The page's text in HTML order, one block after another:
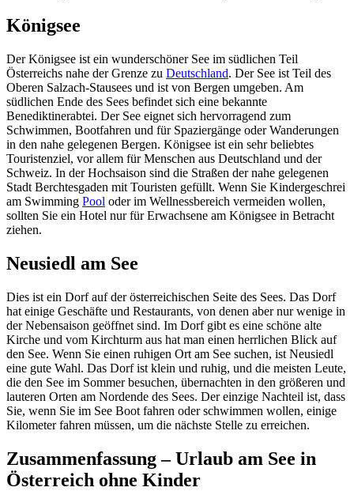
Königsee
Der Königsee ist ein wunderschöner See im südlichen Teil
Österreichs nahe der Grenze zu Deutschland. Der See ist Teil des
Oberen Salzach-Stausees und ist von Bergen umgeben. Am
südlichen Ende des Sees befindet sich eine bekannte
Benediktinerabtei. Der See eignet sich hervorragend zum
Schwimmen, Bootfahren und für Spaziergänge oder Wanderungen
in den nahe gelegenen Bergen. Königsee ist ein sehr beliebtes
Touristenziel, vor allem für Menschen aus Deutschland und der
Schweiz. In der Hochsaison sind die Straßen der nahe gelegenen
Stadt Berchtesgaden mit Touristen gefüllt. Wenn Sie Kindergeschrei
am Swimming Pool oder im Wellnessbereich vermeiden wollen,
sollten Sie ein Hotel nur für Erwachsene am Königsee in Betracht
ziehen.
Neusiedl am See
Dies ist ein Dorf auf der österreichischen Seite des Sees. Das Dorf
hat einige Geschäfte und Restaurants, von denen aber nur wenige in
der Nebensaison geöffnet sind. Im Dorf gibt es eine schöne alte
Kirche und vom Kirchturm aus hat man einen herrlichen Blick auf
den See. Wenn Sie einen ruhigen Ort am See suchen, ist Neusiedl
eine gute Wahl. Das Dorf ist klein und ruhig, und die meisten Leute,
die den See im Sommer besuchen, übernachten in den größeren und
lauteren Orten am Nordende des Sees. Der einzige Nachteil ist, dass
Sie, wenn Sie im See Boot fahren oder schwimmen wollen, einige
Kilometer fahren müssen, um die nächste Stelle zu erreichen.
Zusammenfassung– Urlaub am See in
Österreich ohne Kinder